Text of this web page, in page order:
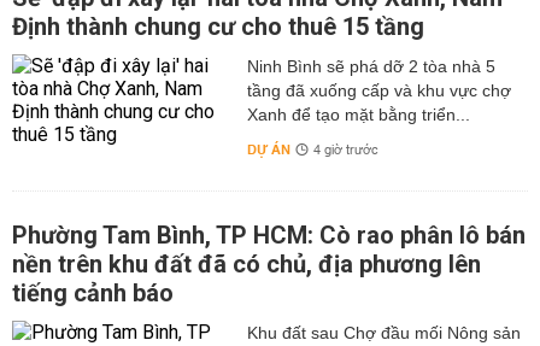
Định thành chung cư cho thuê 15 tầng
Ninh Bình sẽ phá dỡ 2 tòa nhà 5
tầng đã xuống cấp và khu vực chợ
Xanh để tạo mặt bằng triển...
DỰ ÁN 4 giờ trước
Phường Tam Bình, TP HCM: Cò rao phân lô bán
nền trên khu đất đã có chủ, địa phương lên
tiếng cảnh báo
Khu đất sau Chợ đầu mối Nông sản